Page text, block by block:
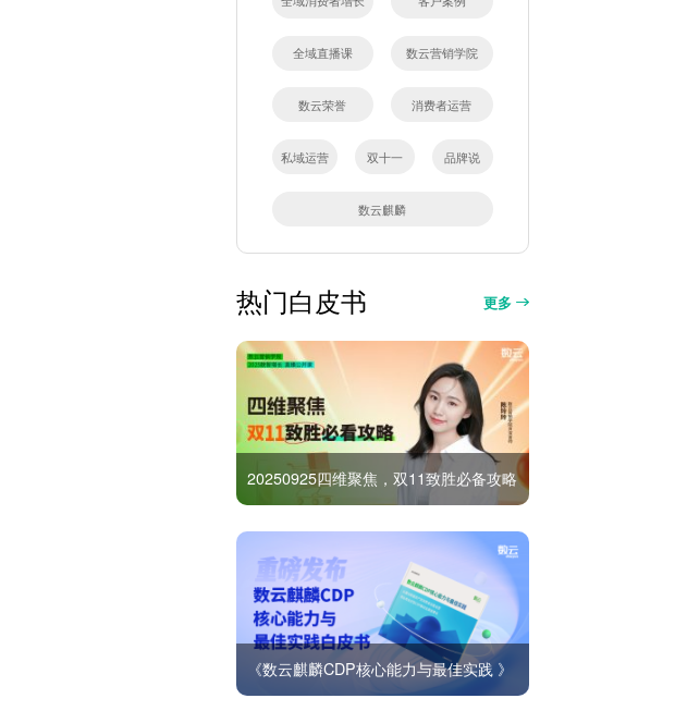
全域直播课 数云营销学院
数云荣誉 消费者运营
私域运营 双十一 品牌说
数云麒麟
热门白皮书 更多
20250925四维聚焦，双11致胜必备攻略
《数云麒麟CDP核心能力与最佳实践 》